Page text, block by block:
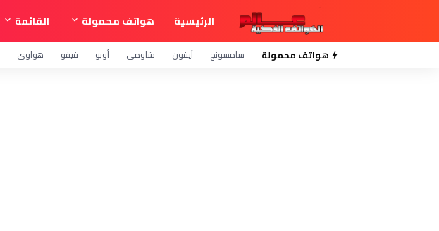
الرئيسية هواتف محمولة القائمة
هواتف محمولة سامسونج آيفون شاومي أوبو فيفو هواوي